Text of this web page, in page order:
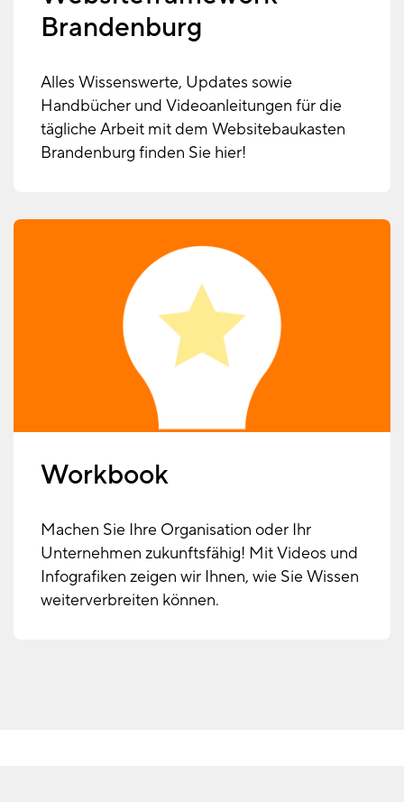
Brandenburg
Alles Wissenswerte, Updates sowie
Handbücher und Videoanleitungen für die
tägliche Arbeit mit dem Websitebaukasten
Brandenburg finden Sie hier!
Workbook
Machen Sie Ihre Organisation oder Ihr
Unternehmen zukunftsfähig! Mit Videos und
Infografiken zeigen wir Ihnen, wie Sie Wissen
weiterverbreiten können.